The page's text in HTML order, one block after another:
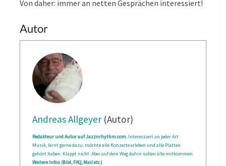
Von daher: immer an netten Gesprächen interessiert!
Autor
Andreas Allgeyer(Autor)
Redakteur und Autor auf Jazznrhythm.com.Interessiert an jeder Art
Musik, lernt gerne dazu, möchte alle Konzerte erleben und alle Platten
gehört haben. Klappt nicht. Aber auf dem Weg dahin sollen alle mitkommen.
Weitere Infos (Bild, FAQ, Mail etc.)